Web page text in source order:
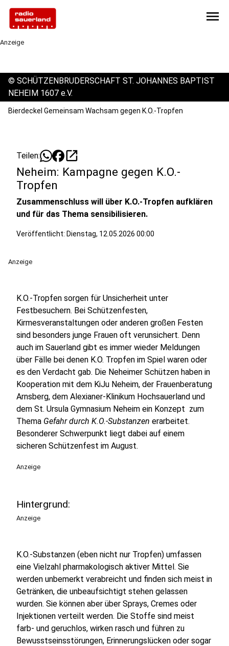
menu
Anzeige
© SCHÜTZENBRUDERSCHAFT ST. JOHANNES BAPTIST
NEHEIM 1607 e.V.
Bierdeckel Gemeinsam Wachsam gegen K.O.-Tropfen
Teilen: open_in_new
Neheim: Kampagne gegen K.O.-
Tropfen
Zusammenschluss will über K.O.-Tropfen aufklären
und für das Thema sensibilisieren.
Veröffentlicht: Dienstag, 12.05.2026 00:00
Anzeige
K.O.-Tropfen sorgen für Unsicherheit unter
Festbesuchern. Bei Schützenfesten,
Kirmesveranstaltungen oder anderen großen Festen
sind besonders junge Frauen oft verunsichert. Denn
auch im Sauerland gibt es immer wieder Meldungen
über Fälle bei denen K.O. Tropfen im Spiel waren oder
es den Verdacht gab. Die Neheimer Schützen haben in
Kooperation mit dem KiJu Neheim, der Frauenberatung
Arnsberg, dem Alexianer-Klinikum Hochsauerland und
dem St. Ursula Gymnasium Neheim ein Konzept zum
Thema Gefahr durch K.O.-Substanzen erarbeitet.
Besonderer Schwerpunkt liegt dabei auf einem
sicheren Schützenfest im August.
Anzeige
Hintergrund:
Anzeige
K.O.-Substanzen (eben nicht nur Tropfen) umfassen
eine Vielzahl pharmakologisch aktiver Mittel. Sie
werden unbemerkt verabreicht und finden sich meist in
Getränken, die unbeaufsichtigt stehen gelassen
wurden. Sie können aber über Sprays, Cremes oder
Injektionen verteilt werden. Die Stoffe sind meist
farb- und geruchlos, wirken rasch und führen zu
Bewusstseinsstörungen, Erinnerungslücken oder sogar